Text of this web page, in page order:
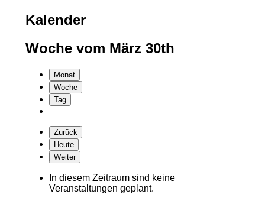
Kalender
Woche vom März 30th
Monat
Woche
Tag
Zurück
Heute
Weiter
In diesem Zeitraum sind keine
Veranstaltungen geplant.